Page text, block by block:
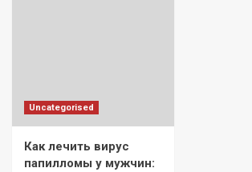
Uncategorised
Как лечить вирус
папилломы у мужчин: